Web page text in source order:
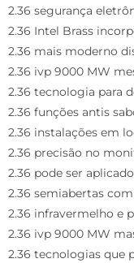
2.36 segurança
2.36 Intel Brass
2.36 mais moderno
2.36 ivp 9000 MW
2.36 tecnologia para
2.36 funções antis
2.36 instalações em
2.36 precisão no
2.36 pode ser
2.36 semiabertas
2.36 infravermelho e
2.36 ivp 9000 MW
2.36 tecnologias que